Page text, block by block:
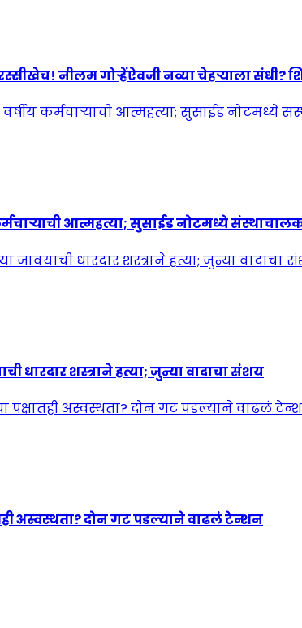
नीलम गोऱ्हेंऐवजी नव्या चेहऱ्याला संधी?
आत्महत्या; सुसाईड नोटमध्ये
धारदार शस्त्राने हत्या; जुन्या वादाचा संशय
अस्वस्थता? दोन गट पडल्याने वाढलं टेन्शन